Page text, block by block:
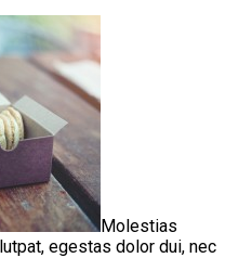
Molestias
egestas dolor dui, nec